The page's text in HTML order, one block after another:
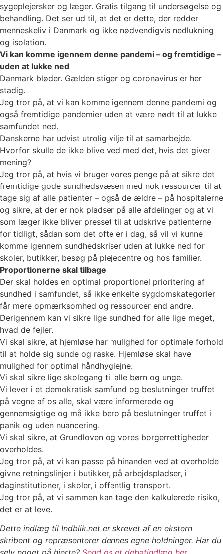
sygeplejersker og læger. Gratis tilgang til undersøgelse og
behandling. Det ser ud til, at det er dette, der redder
menneskeliv i Danmark og ikke nødvendigvis nedlukning
og isolation.
Vi kan komme igennem denne pandemi – og fremtidige –
uden at lukke ned
Danmark bløder. Gælden stiger og coronavirus er her
stadig.
Jeg tror på, at vi kan komme igennem denne pandemi og
også fremtidige pandemier uden at være nødt til at lukke
samfundet ned.
Danskerne har udvist utrolig vilje til at samarbejde.
Hvorfor skulle de ikke blive ved med det, hvis det giver
mening?
Jeg tror på, at hvis vi bruger vores penge på at sikre det
fremtidige gode sundhedsvæsen med nok ressourcer til at
tage sig af alle patienter – også de ældre – på hospitalerne
og sikre, at der er nok pladser på alle afdelinger og at vi
som læger ikke bliver presset til at udskrive patienterne
for tidligt, sådan som det ofte er i dag, så vil vi kunne
komme igennem sundhedskriser uden at lukke ned for
skoler, butikker, besøg på plejecentre og hos familier.
Proportionerne skal tilbage
Der skal holdes en optimal proportionel prioritering af
sundhed i samfundet, så ikke enkelte sygdomskategorier
får mere opmærksomhed og ressourcer end andre.
Derigennem kan vi sikre lige sundhed for alle lige meget,
hvad de fejler.
Vi skal sikre, at hjemløse har mulighed for optimale forhold
til at holde sig sunde og raske. Hjemløse skal have
mulighed for optimal håndhygiejne.
Vi skal sikre lige skolegang til alle børn og unge.
Vi lever i et demokratisk samfund og beslutninger truffet
på vegne af os alle, skal være informerede og
gennemsigtige og må ikke bero på beslutninger truffet i
panik og uden nuancering.
Vi skal sikre, at Grundloven og vores borgerrettigheder
overholdes.
Jeg tror på, at vi kan passe på hinanden ved at overholde
givne retningslinjer i butikker, på arbejdspladser, i
daginstitutioner, i skoler, i offentlig transport.
Jeg tror på, at vi sammen kan tage den kalkulerede risiko,
det er at leve.
Dette indlæg til Indblik.net er skrevet af en ekstern
skribent og repræsenterer dennes egne holdninger. Har du